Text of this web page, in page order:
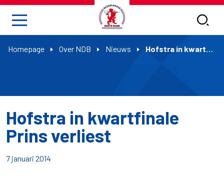
Homepage Over NDB Nieuws Hofstra in kwartfinale Prins verliest
Hofstra in kwartfinale
Prins verliest
7 januari 2014